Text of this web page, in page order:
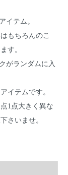
イテム。
もちろんのこ
す。
がランダムに入
イテムです。
1点大きく異な
さいませ。